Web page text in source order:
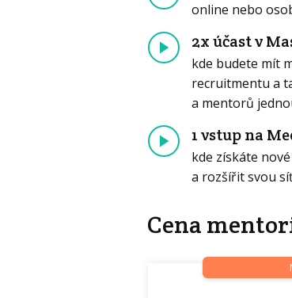
online nebo
2x účast v
kde budete mít
recruitmentu a
a mentorů
1 vstup na
kde získáte
a rozšířit svou
Cena